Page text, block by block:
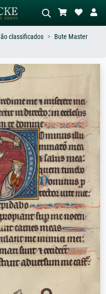
Descreva a cena – ex: prado verde,
abstrato com muito vermelho, pintura
uma árvore.
classificados
Bute Master